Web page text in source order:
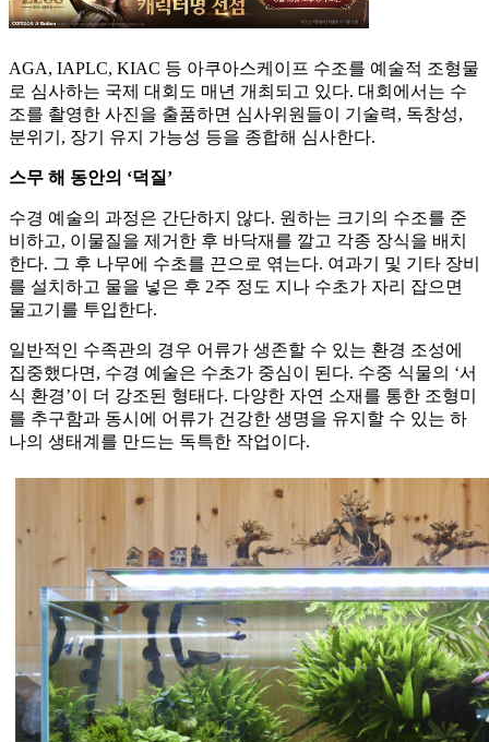
AGA, IAPLC, KIAC 등 아쿠아스케이프 수조를 예술적 조형물
로 심사하는 국제 대회도 매년 개최되고 있다. 대회에서는 수
조를 촬영한 사진을 출품하면 심사위원들이 기술력, 독창성,
분위기, 장기 유지 가능성 등을 종합해 심사한다.
스무 해 동안의 ‘덕질’
수경 예술의 과정은 간단하지 않다. 원하는 크기의 수조를 준
비하고, 이물질을 제거한 후 바닥재를 깔고 각종 장식을 배치
한다. 그 후 나무에 수초를 끈으로 엮는다. 여과기 및 기타 장비
를 설치하고 물을 넣은 후 2주 정도 지나 수초가 자리 잡으면
물고기를 투입한다.
일반적인 수족관의 경우 어류가 생존할 수 있는 환경 조성에
집중했다면, 수경 예술은 수초가 중심이 된다. 수중 식물의 ‘서
식 환경’이 더 강조된 형태다. 다양한 자연 소재를 통한 조형미
를 추구함과 동시에 어류가 건강한 생명을 유지할 수 있는 하
나의 생태계를 만드는 독특한 작업이다.